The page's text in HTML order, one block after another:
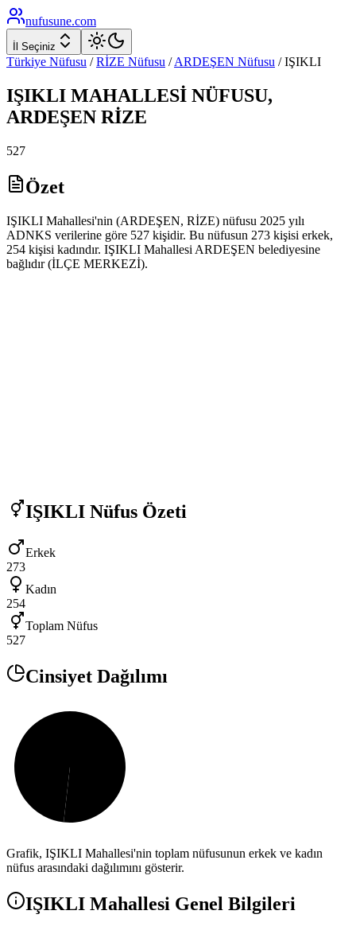
nufusune.com
İl Seçiniz
Türkiye Nüfusu / RİZE Nüfusu / ARDEŞEN Nüfusu /IŞIKLI
IŞIKLI MAHALLESİ NÜFUSU,
ARDEŞEN RİZE
527
Özet
IŞIKLI Mahallesi'nin (ARDEŞEN, RİZE) nüfusu 2025 yılı
ADNKS verilerine göre 527 kişidir. Bu nüfusun 273 kişisi erkek,
254 kişisi kadındır. IŞIKLI Mahallesi ARDEŞEN belediyesine
bağlıdır (İLÇE MERKEZİ).
IŞIKLI Nüfus Özeti
Erkek
273
Kadın
254
Toplam Nüfus
527
Cinsiyet Dağılımı
Grafik, IŞIKLI Mahallesi'nin toplam nüfusunun erkek ve kadın
nüfus arasındaki dağılımını gösterir.
IŞIKLI Mahallesi Genel Bilgileri